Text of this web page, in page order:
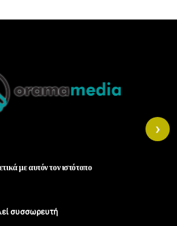
Top
με αυτόν τον ιστότοπο
συσσωρευτή
›